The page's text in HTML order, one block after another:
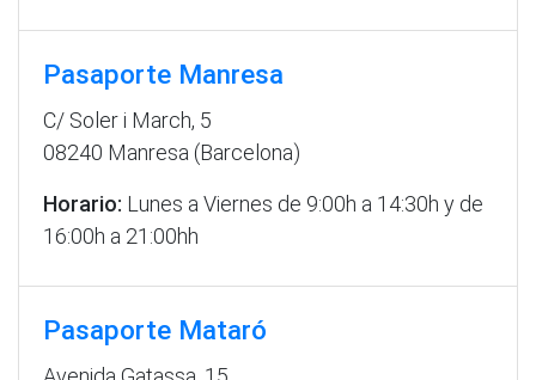
Pasaporte Manresa
C/ Soler i March, 5
08240 Manresa (Barcelona)
Horario: Lunes a Viernes de 9:00h a 14:30h y de
16:00h a 21:00hh
Pasaporte Mataró